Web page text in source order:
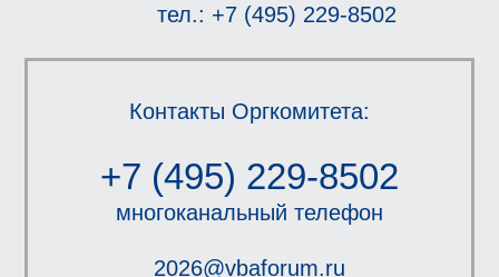
тел.: +7 (495) 229-8502
Контакты Оргкомитета:
+7 (495) 229-8502
многоканальный телефон
2026@vbaforum.ru